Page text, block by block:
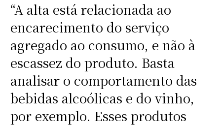
“A alta está relacionada ao
encarecimento do serviço
agregado ao consumo, e não à
escassez do produto. Basta
analisar o comportamento das
bebidas alcoólicas e do vinho,
por exemplo. Esses produtos